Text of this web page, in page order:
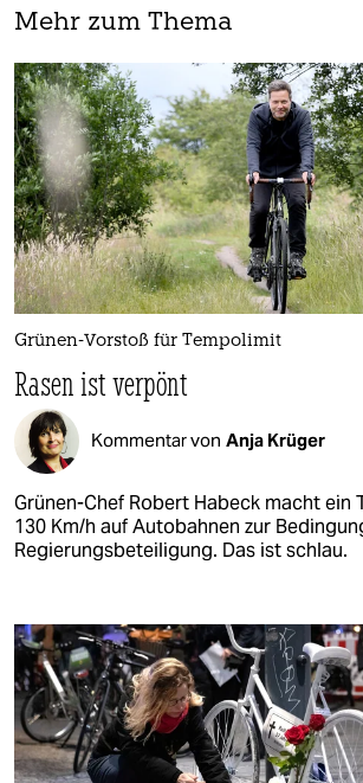
Mehr zum Thema
Grünen-Vorstoß für Tempolimit
Rasen ist verpönt
Kommentar von Anja Krüger
Grünen-Chef Robert Habeck macht ein
130 Km/h auf Autobahnen zur
Regierungsbeteiligung. Das ist schlau.